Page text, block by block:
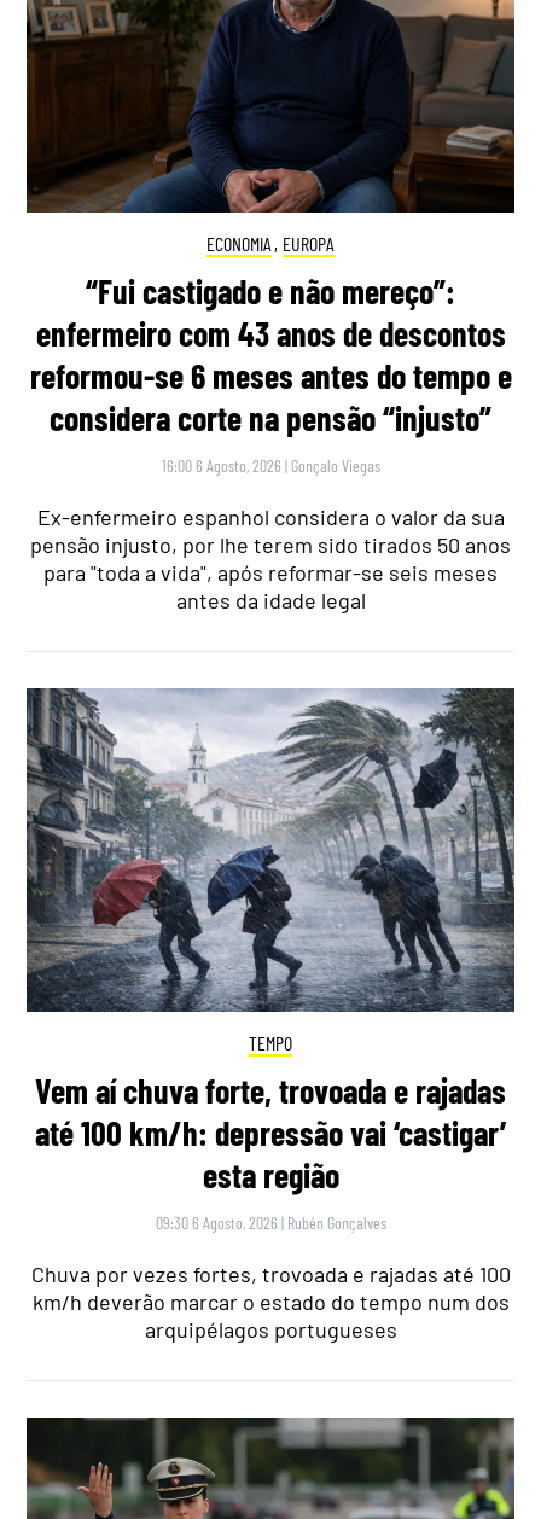
ECONOMIA , EUROPA
“Fui castigado e não mereço”:
enfermeiro com 43 anos de descontos
reformou-se 6 meses antes do tempo e
considera corte na pensão “injusto”
16:00 6 Agosto, 2026 | Gonçalo Viegas
Ex-enfermeiro espanhol considera o valor da sua
pensão injusto, por lhe terem sido tirados 50 anos
para "toda a vida", após reformar-se seis meses
antes da idade legal
TEMPO
Vem aí chuva forte, trovoada e rajadas
até 100 km/h: depressão vai ‘castigar’
esta região
09:30 6 Agosto, 2026 | Rubén Gonçalves
Chuva por vezes fortes, trovoada e rajadas até 100
km/h deverão marcar o estado do tempo num dos
arquipélagos portugueses